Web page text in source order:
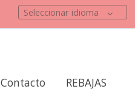
Seleccionar idioma
Contacto REBAJAS